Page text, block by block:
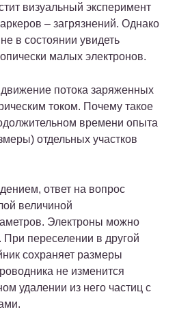
визуальный эксперимент
– загрязнений. Однако
в состоянии увидеть
малых электронов.
потока заряженных
током. Почему такое
времени опыта
отдельных участков
ответ на вопрос
величиной
Электроны можно
переселении в другой
сохраняет размеры
не изменится
удалении из него частиц с